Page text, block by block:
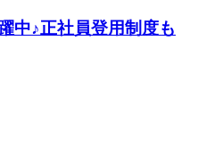
中♪正社員登用制度も